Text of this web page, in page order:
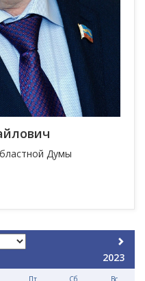
Думы
2023